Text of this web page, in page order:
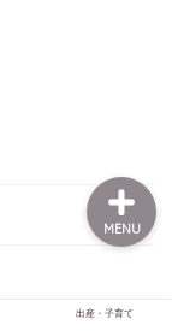
出産・子育て
MENU